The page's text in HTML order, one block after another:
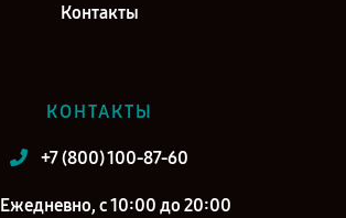
Контакты
КОНТАКТЫ
+7 (800) 100-87-60
Ежедневно, с 10:00 до 20:00